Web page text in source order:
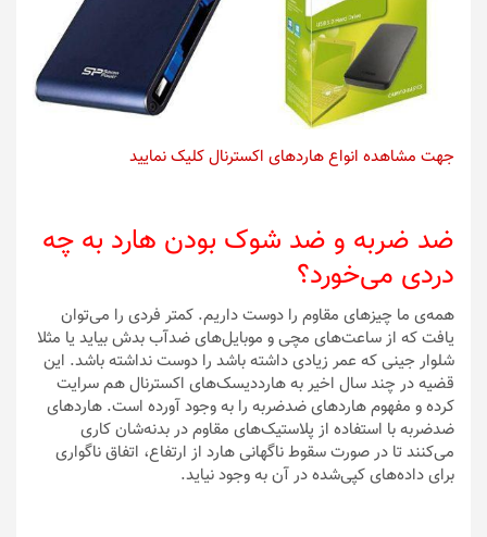
جهت مشاهده انواع هاردهای اکسترنال کلیک نمایید
ضد ضربه و ضد شوک بودن هارد به چه
دردی می‌خورد؟
همه‌ی ما چیزهای مقاوم را دوست داریم. کمتر فردی را می‌توان
یافت که از ساعت‌های مچی و موبایل‌های ضدآب بدش بیاید یا مثلا
شلوار جینی که عمر زیادی داشته باشد را دوست نداشته‌ باشد. این
قضیه در چند سال اخیر به هارددیسک‌های اکسترنال هم سرایت
کرده و مفهوم هاردهای ضدضربه را به وجود آورده ‌است. هاردهای
ضدضربه با استفاده از پلاستیک‌های مقاوم در بدنه‌شان کاری
می‌کنند تا در صورت سقوط ناگهانی هارد از ارتفاع، اتفاق ناگواری
برای داده‌های کپی‌شده در آن به وجود نیاید.